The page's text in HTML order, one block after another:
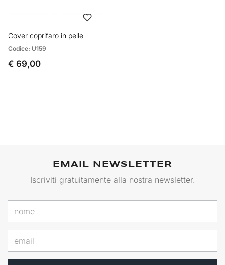
Cover coprifaro in pelle
Codice: U159
€ 69,00
EMAIL NEWSLETTER
Iscriviti gratuitamente alla nostra newsletter.